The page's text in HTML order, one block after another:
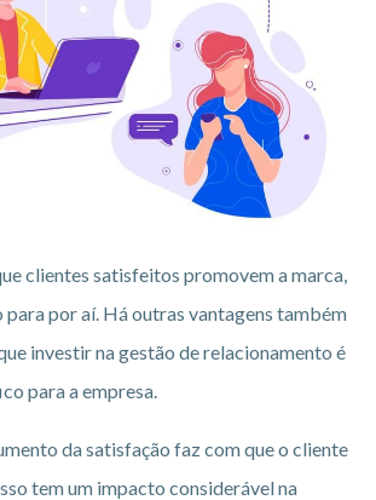
clientes satisfeitos promovem a marca,
para por aí. Há outras vantagens também
investir na gestão de relacionamento é
para a empresa.
da satisfação faz com que o cliente
tem um impacto considerável na